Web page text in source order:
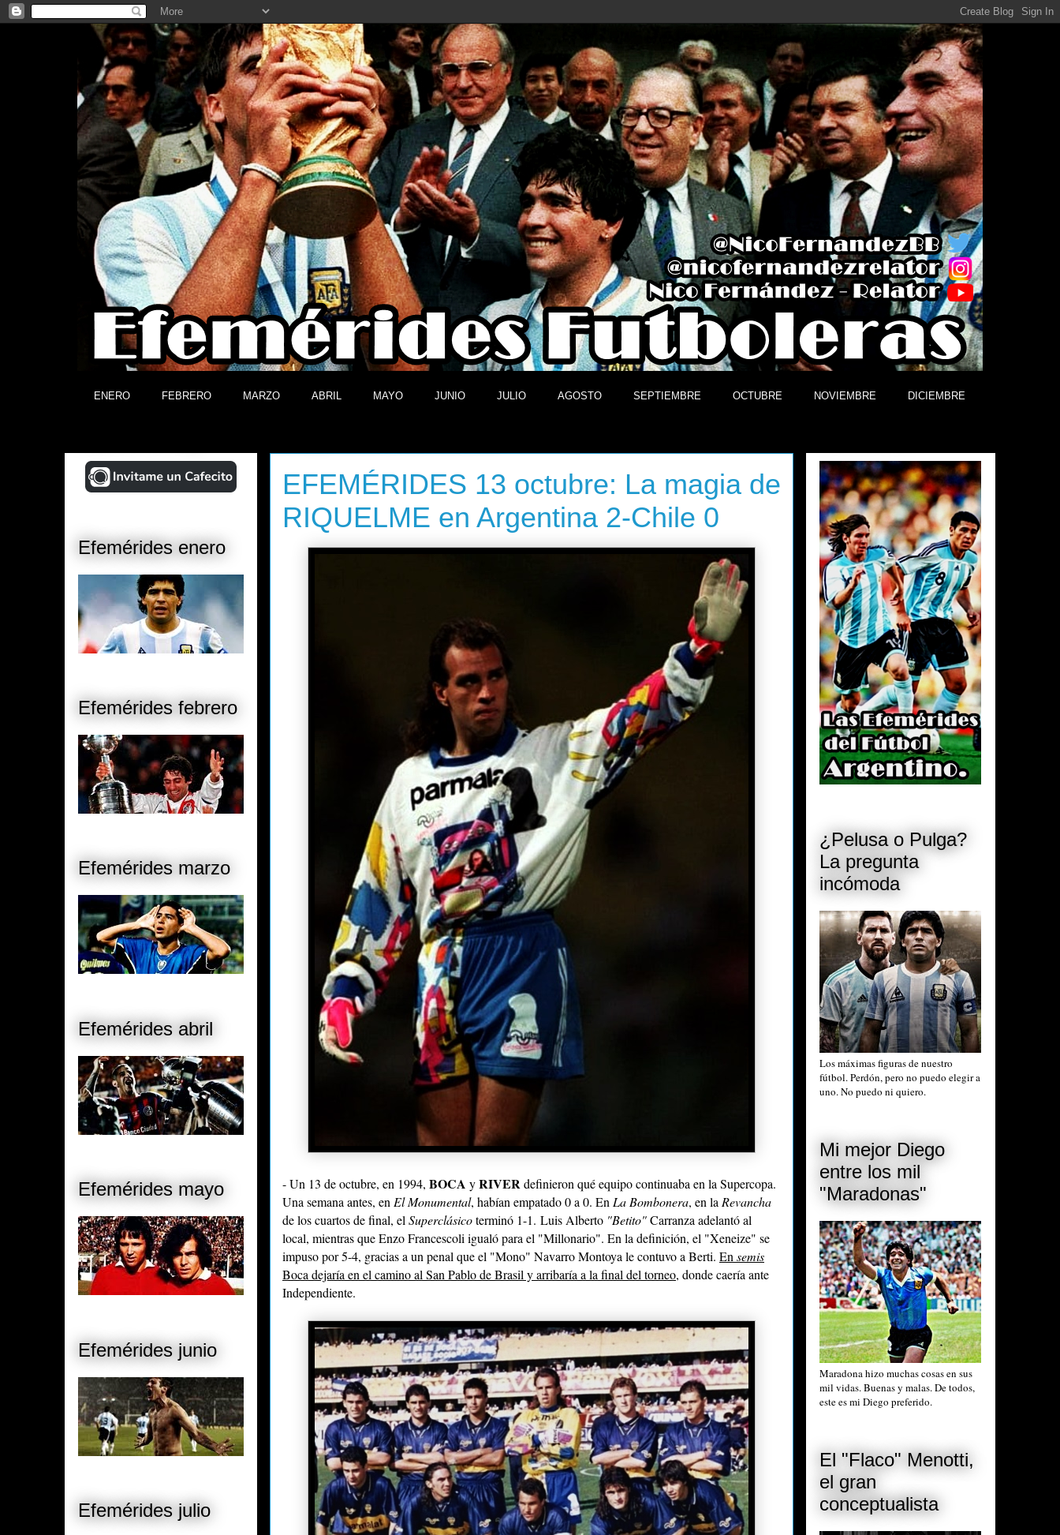
ENERO FEBRERO MARZO ABRIL MAYO JUNIO JULIO AGOSTO SEPTIEMBRE OCTUBRE NOVIEMBRE DICIEMBRE
EFEMÉRIDES 13 octubre: La magia de
RIQUELME en Argentina 2-Chile 0
- Un 13 de octubre, en 1994, BOCA yRIVER definieron qué equipo continuaba en la Supercopa.
Una semana antes, en El Monumental, habían empatado 0 a 0. En La Bombonera, en la Revancha
de los cuartos de final, el Superclásicoterminó 1-1. Luis Alberto "Betito"Carranza adelantó al
local, mientras que Enzo Francescoli igualó para el "Millonario". En la definición, el "Xeneize" se
impuso por 5-4, gracias a un penal que el "Mono" Navarro Montoya le contuvo a Berti. En semis
Boca dejaría en el camino al San Pablo de Brasil y arribaría a la final del torneo, donde caería ante
Independiente.
Efemérides enero
Efemérides febrero
Efemérides marzo
Efemérides abril
Efemérides mayo
Efemérides junio
Efemérides julio
¿Pelusa o Pulga?
La pregunta
incómoda
Los máximas figuras de nuestro
fútbol. Perdón, pero no puedo elegir a
uno. No puedo ni quiero.
Mi mejor Diego
entre los mil
"Maradonas"
Maradona hizo muchas cosas en sus
mil vidas. Buenas y malas. De todos,
este es mi Diego preferido.
El "Flaco" Menotti,
el gran
conceptualista